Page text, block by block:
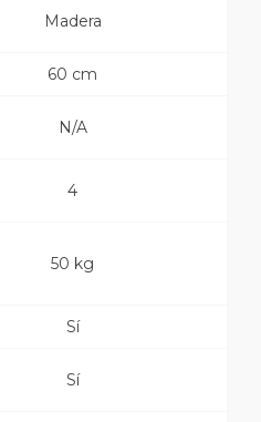
Madera
60 cm
N/A
4
50 kg
Sí
Sí